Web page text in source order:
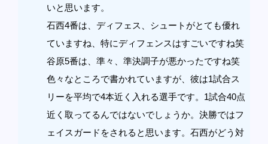
いと思います。
石西4番は、ディフェス、シュートがとても優れ
ていますね、特にディフェンスはすごいですね笑
谷原5番は、準々、準決調子が悪かったですね笑
色々なところで書かれていますが、彼は1試合ス
リーを平均で4本近く入れる選手です。1試合40点
近く取ってるんではないでしょうか。決勝ではフ
ェイスガードをされると思います。石西がどう対